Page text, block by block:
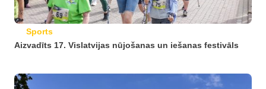
Sports
Aizvadīts 17. Vislatvijas nūjošanas un iešanas festivāls